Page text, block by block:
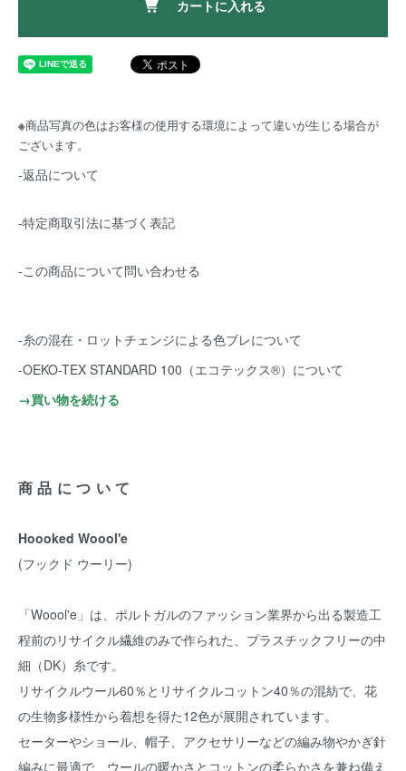
カートに入れる
※商品写真の色はお客様の使用する環境によって違いが生じる場合が
ございます。
-返品について
-特定商取引法に基づく表記
-この商品について問い合わせる
-糸の混在・ロットチェンジによる色ブレについて
-OEKO-TEX STANDARD 100（エコテックス®️）について
→買い物を続ける
商品について
Hoooked Woool'e
(フックド ウーリー)
「Woool'e」は、ポルトガルのファッション業界から出る製造工
程前のリサイクル繊維のみで作られた、プラスチックフリーの中
細（DK）糸です。
リサイクルウール60％とリサイクルコットン40％の混紡で、花
の生物多様性から着想を得た12色が展開されています。
セーターやショール、帽子、アクセサリーなどの編み物やかぎ針
編みに最適で、ウールの暖かさとコットンの柔らかさを兼ね備え